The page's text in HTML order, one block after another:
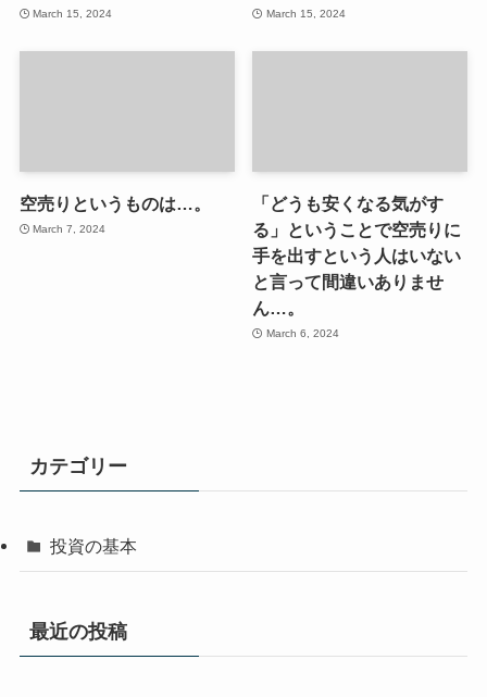
March 15, 2024 March 15, 2024
空売りというものは…。
March 7, 2024
「どうも安くなる気がす
る」ということで空売りに
手を出すという人はいない
と言って間違いありませ
ん…。
March 6, 2024
カテゴリー
投資の基本
最近の投稿